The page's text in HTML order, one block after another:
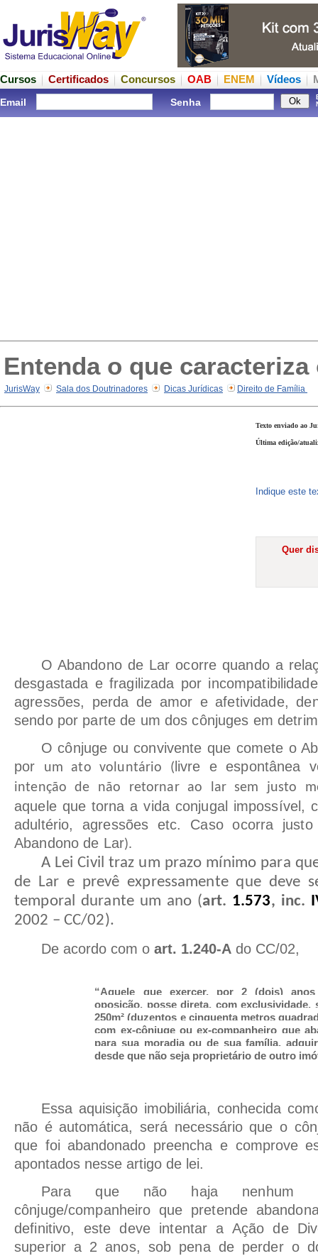
Cursos Certificados Concursos OAB ENEM Vídeos
Email Senha
Entenda o que
JurisWay Sala dos Doutrinadores Dicas Jurídicas Direito de Família
Texto enviado ao
Última edição/
Indique este
Quer
O Abandono de Lar ocorre quando a
desgastada e fragilizada por
agressões, perda de amor e afetividade,
sendo por parte de um dos cônjuges em
O cônjuge ou convivente que comete o
por
um ato voluntário (livre e espontânea
intenção de não retornar ao lar sem justo
aquele que torna a vida conjugal impossível,
adultério, agressões etc. Caso ocorra
Abandono de Lar).
A Lei Civil traz um prazo mínimo para
de Lar e prevê expressamente que deve
temporal durante um ano (art. 1.573, inc.
2002 – CC/02).
De acordo com o art. 1.240-Ado CC/02,
“Aquele que exercer, por 2 (dois)
oposição, posse direta, com exclusividade,
250m² (duzentos e cinquenta metros
com ex-cônjuge ou ex-companheiro que
para sua moradia ou de sua família,
desde que não seja proprietário de outro
Essa aquisição imobiliária, conhecida
não é automática, será necessário que o
que foi abandonado preencha e comprove
apontados nesse artigo de lei.
Para que não haja nenhum
cônjuge/companheiro que pretende
definitivo, este deve intentar a Ação de
superior a 2 anos, sob pena de perder o